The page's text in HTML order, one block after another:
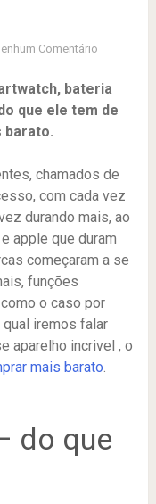
Comentário
bateria
que ele tem de
barato.
chamados de
com cada vez
durando mais, ao
apple que duram
começaram a se
funções
o caso por
iremos falar
aparelho incrivel , o
mais barato.
do que